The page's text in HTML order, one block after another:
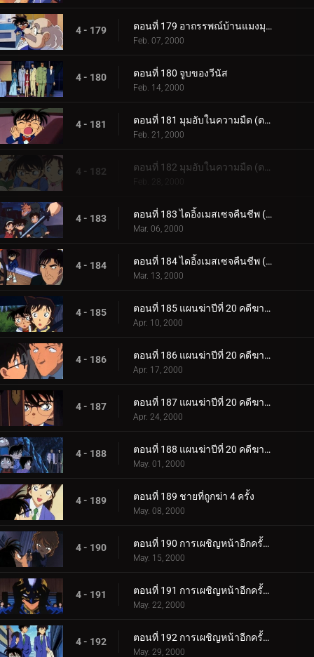
4 - 179 ตอนที่ 179 อาถรรพณ์บ้านแมงมุมที่ทตโทริ (ภาคปิดคดี)
Feb. 07, 2000
4 - 180 ตอนที่ 180 จูบของวีนัส
Feb. 14, 2000
4 - 181 ตอนที่ 181 มุมอับในความมืด (ตอนแรก)
Feb. 21, 2000
4 - 182 ตอนที่ 182 มุมอับในความมืด (ตอนจบ)
Feb. 28, 2000
4 - 183 ตอนที่ 183 ไดอิ้งเมสเซจคืนชีพ (ตอนแรก)
Mar. 06, 2000
4 - 184 ตอนที่ 184 ไดอิ้งเมสเซจคืนชีพ (ตอนจบ)
Mar. 13, 2000
4 - 185 ตอนที่ 185 แผนฆ่าปีที่ 20 คดีฆาตกรรมต่อเนื่อง ซิมโฟนี่หมายเลข 1 (ตอนพิเศษ ตอนแรก)
Apr. 10, 2000
4 - 186 ตอนที่ 186 แผนฆ่าปีที่ 20 คดีฆาตกรรมต่อเนื่อง ซิมโฟนี่หมายเลข 1 (ตอนพิเศษ ตอนที่ 2)
Apr. 17, 2000
4 - 187 ตอนที่ 187 แผนฆ่าปีที่ 20 คดีฆาตกรรมต่อเนื่อง ซิมโฟนี่หมายเลข 1 (ตอนพิเศษ ตอนที่ 3)
Apr. 24, 2000
4 - 188 ตอนที่ 188 แผนฆ่าปีที่ 20 คดีฆาตกรรมต่อเนื่อง ซิมโฟนี่หมายเลข 1 (ตอนพิเศษ ตอนจบ)
May. 01, 2000
4 - 189 ตอนที่ 189 ชายที่ถูกฆ่า 4 ครั้ง
May. 08, 2000
4 - 190 ตอนที่ 190 การเผชิญหน้าอีกครั้งกับองค์กรชุดดำ (ภาคไฮบาระ)
May. 15, 2000
4 - 191 ตอนที่ 191 การเผชิญหน้าอีกครั้งกับองค์กรชุดดำ (ภาคโคนัน)
May. 22, 2000
4 - 192 ตอนที่ 192 การเผชิญหน้าอีกครั้งกับองค์กรชุดดำ (ภาคไขคดี)
May. 29, 2000